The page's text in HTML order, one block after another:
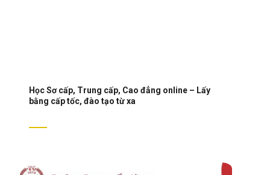
Học Sơ cấp, Trung cấp, Cao đẳng online – Lấy
bằng cấp tốc, đào tạo từ xa